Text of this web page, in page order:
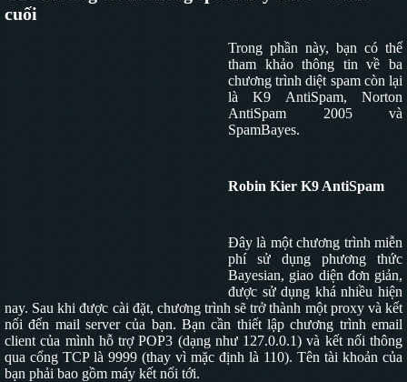
cuối
Trong phần này, bạn có thể
tham khảo thông tin về ba
chương trình diệt spam còn lại
là K9 AntiSpam, Norton
AntiSpam 2005 và
SpamBayes.
Robin Kier K9 AntiSpam
Đây là một chương trình miễn
phí sử dụng phương thức
Bayesian, giao diện đơn giản,
được sử dụng khá nhiều hiện
nay. Sau khi được cài đặt, chương trình sẽ trở thành một proxy và kết
nối đến mail server của bạn. Bạn cần thiết lập chương trình email
client của mình hỗ trợ POP3 (dạng như 127.0.0.1) và kết nối thông
qua cổng TCP là 9999 (thay vì mặc định là 110). Tên tài khoản của
bạn phải bao gồm máy kết nối tới.